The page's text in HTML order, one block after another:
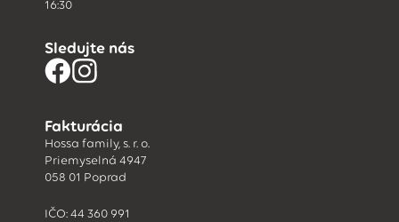
16:30
Sledujte nás
Fakturácia
Hossa family, s. r. o.
Priemyselná 4947
058 01 Poprad
IČO: 44 360 991